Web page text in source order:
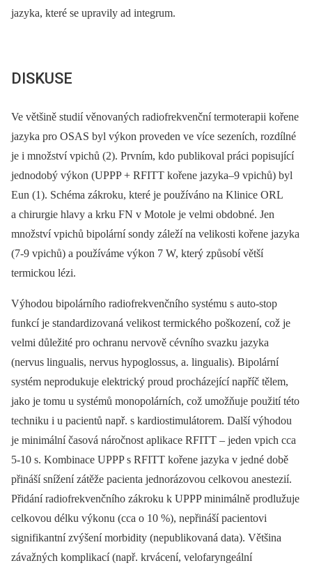
jazyka, které se upravily ad integrum.
DISKUSE
Ve většině studií věnovaných radiofrekvenční termoterapii kořene
jazyka pro OSAS byl výkon proveden ve více sezeních, rozdílné
je i množství vpichů (2). Prvním, kdo publikoval práci popisující
jednodobý výkon (UPPP + RFITT kořene jazyka–9 vpichů) byl
Eun (1). Schéma zákroku, které je používáno na Klinice ORL
a chirurgie hlavy a krku FN v Motole je velmi obdobné. Jen
množství vpichů bipolární sondy záleží na velikosti kořene jazyka
(7-9 vpichů) a používáme výkon 7 W, který způsobí větší
termickou lézi.
Výhodou bipolárního radiofrekvenčního systému s auto-stop
funkcí je standardizovaná velikost termického poškození, což je
velmi důležité pro ochranu nervově cévního svazku jazyka
(nervus lingualis, nervus hypoglossus, a. lingualis). Bipolární
systém neprodukuje elektrický proud procházející napříč tělem,
jako je tomu u systémů monopolárních, což umožňuje použití této
techniku i u pacientů např. s kardiostimulátorem. Další výhodou
je minimální časová náročnost aplikace RFITT –⁠ jeden vpich cca
5-10 s. Kombinace UPPP s RFITT kořene jazyka v jedné době
přináší snížení zátěže pacienta jednorázovou celkovou anestezií.
Přidání radiofrekvenčního zákroku k UPPP minimálně prodlužuje
celkovou délku výkonu (cca o 10 %), nepřináší pacientovi
signifikantní zvýšení morbidity (nepublikovaná data). Většina
závažných komplikací (např. krvácení, velofaryngeální